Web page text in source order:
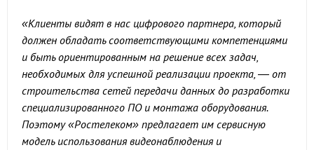
«Клиенты видят в нас цифрового партнера, который
должен обладать соответствующими компетенциями
и быть ориентированным на решение всех задач,
необходимых для успешной реализации проекта, — от
строительства сетей передачи данных до разработки
специализированного ПО и монтажа оборудования.
Поэтому «Ростелеком» предлагает им сервисную
модель использования видеонаблюдения и